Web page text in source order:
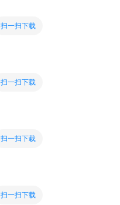
扫一扫下载
扫一扫下载
扫一扫下载
扫一扫下载